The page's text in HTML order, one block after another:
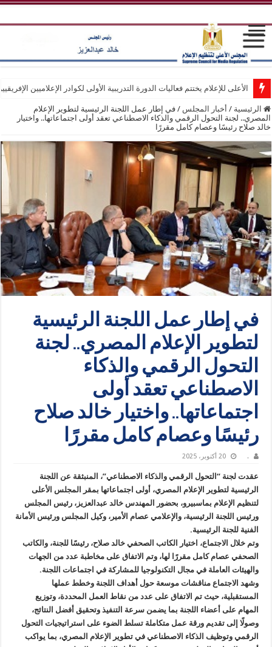
الأعلى للإعلام يختتم فعاليات الدورة التدريبية الأولى لكوادر الإعلاميين
الرئيسية / أخبار المجلس / في إطار عمل اللجنة الرئيسية لتطوير الإعلام
المصري.. لجنة التحول الرقمي والذكاء الاصطناعي تعقد أولى اجتماعاتها.. واختيار
خالد صلاح رئيسًا وعصام كامل مقررًا
في إطار عمل اللجنة الرئيسية
لتطوير الإعلام المصري.. لجنة
التحول الرقمي والذكاء
الاصطناعي تعقد أولى
اجتماعاتها.. واختيار خالد صلاح
رئيسًا وعصام كامل مقررًا
. 20 أكتوبر، 2025
عقدت لجنة “التحول الرقمي والذكاء الاصطناعي”، المنبثقة عن اللجنة
الرئيسية لتطوير الإعلام المصري، أولى اجتماعاتها بمقر المجلس الأعلى
لتنظيم الإعلام بماسبيرو، بحضور المهندس خالد عبدالعزيز، رئيس المجلس
ورئيس اللجنة الرئيسية، والإعلامي عصام الأمير، وكيل المجلس ورئيس الأمانة
الفنية للجنة الرئيسية.
وتم خلال الاجتماع، اختيار الكاتب الصحفي خالد صلاح، رئيسًا للجنة، والكاتب
الصحفي عصام كامل مقررًا لها، وتم الاتفاق على مخاطبة عدد من الجهات
والهيئات العاملة في مجال التكنولوجيا للمشاركة في اجتماعات اللجنة.
وشهد الاجتماع مناقشات موسعة حول أهداف اللجنة وخطط عملها
المستقبلية، حيث تم الاتفاق على عدد من نقاط العمل المحددة، وتوزيع
المهام على أعضاء اللجنة بما يضمن سرعة التنفيذ وتحقيق أفضل النتائج،
وصولًا إلى تقديم ورقة عمل متكاملة تسلط الضوء على استراتيجيات التحول
الرقمي وتوظيف الذكاء الاصطناعي في تطوير الإعلام المصري، بما يواكب